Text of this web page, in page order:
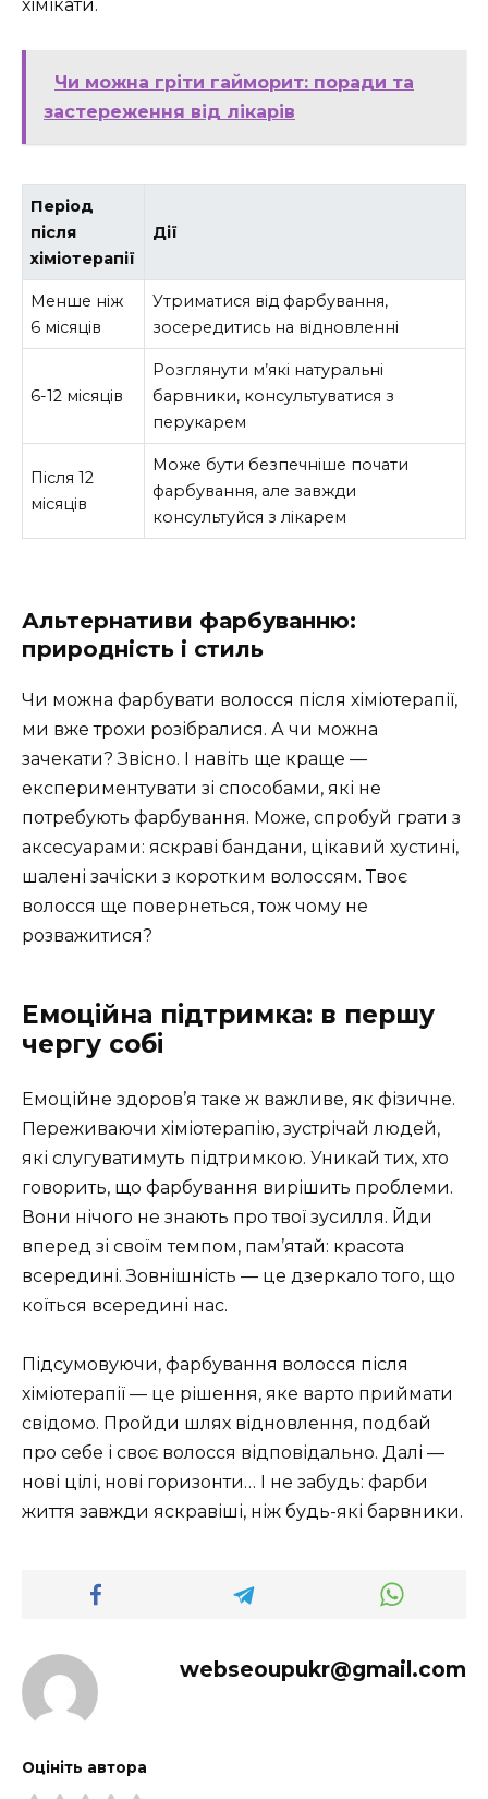
хімікати.
Чи можна гріти гайморит: поради та
застереження від лікарів
Період
після
хіміотерапії
Дії
Менше ніж
6 місяців
Утриматися від фарбування,
зосередитись на відновленні
6-12 місяців
Розглянути м’які натуральні
барвники, консультуватися з
перукарем
Після 12
місяців
Може бути безпечніше почати
фарбування, але завжди
консультуйся з лікарем
Альтернативи фарбуванню:
природність і стиль
Чи можна фарбувати волосся після хіміотерапії,
ми вже трохи розібралися. А чи можна
зачекати? Звісно. І навіть ще краще —
експериментувати зі способами, які не
потребують фарбування. Може, спробуй грати з
аксесуарами: яскраві бандани, цікавий хустині,
шалені зачіски з коротким волоссям. Твоє
волосся ще повернеться, тож чому не
розважитися?
Емоційна підтримка: в першу
чергу собі
Емоційне здоров’я таке ж важливе, як фізичне.
Переживаючи хіміотерапію, зустрічай людей,
які слугуватимуть підтримкою. Уникай тих, хто
говорить, що фарбування вирішить проблеми.
Вони нічого не знають про твої зусилля. Йди
вперед зі своїм темпом, пам’ятай: красота
всередині. Зовнішність — це дзеркало того, що
коїться всередині нас.
Підсумовуючи, фарбування волосся після
хіміотерапії — це рішення, яке варто приймати
свідомо. Пройди шлях відновлення, подбай
про себе і своє волосся відповідально. Далі —
нові цілі, нові горизонти… І не забудь: фарби
життя завжди яскравіші, ніж будь-які барвники.
webseoupukr@gmail.com
Оцініть автора